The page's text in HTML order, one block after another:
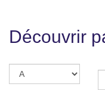
Découvrir